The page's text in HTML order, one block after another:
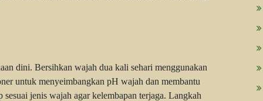
dini. Bersihkan wajah dua kali sehari menggunakan
untuk menyeimbangkan pH wajah dan membantu
jenis wajah agar kelembapan terjaga. Langkah